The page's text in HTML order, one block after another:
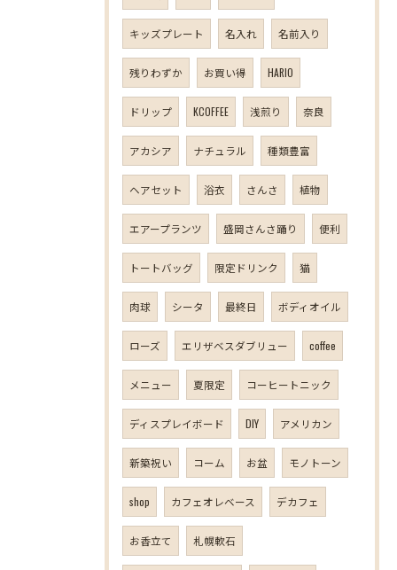
キッズプレート 名入れ 名前入り
残りわずか お買い得 HARIO
ドリップ KCOFFEE 浅煎り 奈良
アカシア ナチュラル 種類豊富
ヘアセット 浴衣 さんさ 植物
エアープランツ 盛岡さんさ踊り 便利
トートバッグ 限定ドリンク 猫
肉球 シータ 最終日 ボディオイル
ローズ エリザベスダブリュー coffee
メニュー 夏限定 コーヒートニック
ディスプレイボード DIY アメリカン
新築祝い コーム お盆 モノトーン
shop カフェオレベース デカフェ
お香立て 札幌軟石